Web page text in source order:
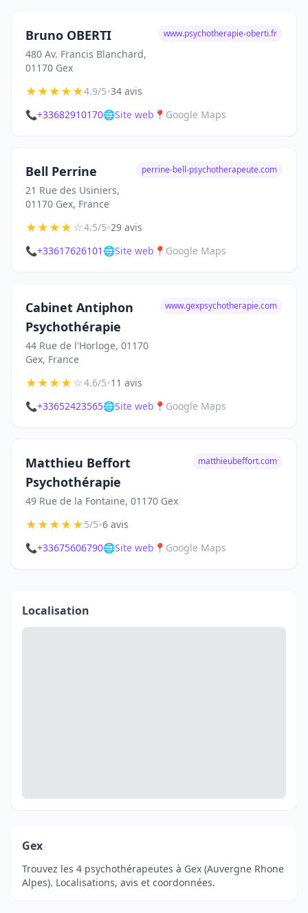
Bruno OBERTI
480 Av. Francis Blanchard,
01170 Gex
www.psychotherapie-oberti.fr
★★★★★4.9/5•34 avis
📞+33682910170🌐Site web 📍 Google Maps
Bell Perrine
21 Rue des Usiniers,
01170 Gex, France
perrine-bell-psychotherapeute.com
★★★★☆4.5/5•29 avis
📞+33617626101 🌐Site web 📍 Google Maps
Cabinet Antiphon
Psychothérapie
44 Rue de l'Horloge, 01170
Gex, France
www.gexpsychotherapie.com
★★★★☆4.6/5•11 avis
📞+33652423565🌐Site web 📍 Google Maps
Matthieu Beffort
Psychothérapie
49 Rue de la Fontaine, 01170 Gex
matthieubeffort.com
★★★★★5/5•6 avis
📞+33675606790🌐Site web 📍 Google Maps
Localisation
Gex
Trouvez les 4 psychothérapeutes à Gex (Auvergne Rhone
Alpes). Localisations, avis et coordonnées.